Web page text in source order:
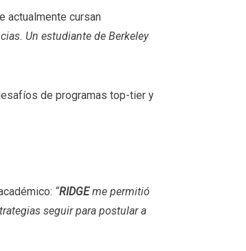
actualmente cursan
Un estudiante de Berkeley
de programas top-tier y
“RIDGEme permitió
seguir para postular a